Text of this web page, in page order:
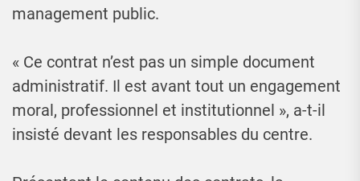
management public.
« Ce contrat n’est pas un simple document
administratif. Il est avant tout un engagement
moral, professionnel et institutionnel », a-t-il
insisté devant les responsables du centre.